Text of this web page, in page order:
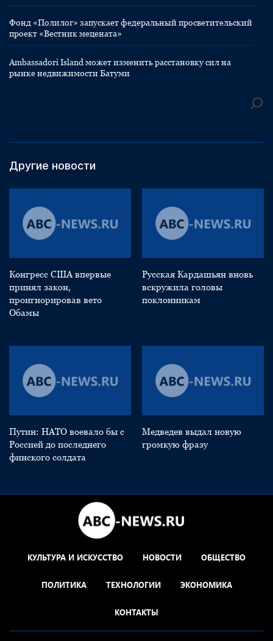
Фонд «Полилог» запускает федеральный просветительский
проект «Вестник мецената»
Ambassadori Island может изменить расстановку сил на
рынке недвижимости Батуми
Другие новости
Конгресс США впервые
принял закон,
проигнорировав вето
Обамы
Русская Кардашьян вновь
вскружила головы
поклонникам
Путин: НАТО воевало бы с
Россией до последнего
финского солдата
Медведев выдал новую
громкую фразу
КУЛЬТУРА И ИСКУССТВО НОВОСТИ ОБЩЕСТВО
ПОЛИТИКА ТЕХНОЛОГИИ ЭКОНОМИКА
КОНТАКТЫ